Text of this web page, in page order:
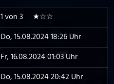
1 von 3 ★☆☆
Do, 15.08.2024 18:26 Uhr
Fr, 16.08.2024 01:03 Uhr
Do, 15.08.2024 20:42 Uhr